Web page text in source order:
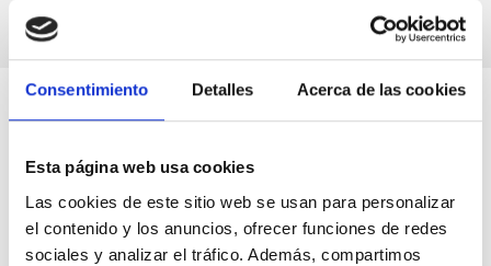
Consentimiento Detalles Acerca de las cookies
Esta página web usa cookies
Las cookies de este sitio web se usan para personalizar
el contenido y los anuncios, ofrecer funciones de redes
sociales y analizar el tráfico. Además, compartimos
Los riesgos son muchos y las
protegido pueden ser muy graves.
Si tienes dudas, ponte en contacto con los
técnicos de CTIS ahora mismo para que